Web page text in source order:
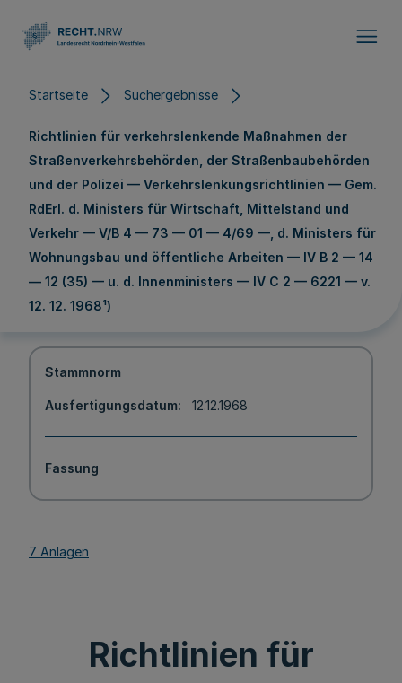
Startseite Suchergebnisse
Richtlinien für verkehrslenkende Maßnahmen der
Straßenverkehrsbehörden, der Straßenbaubehörden
und der Polizei — Verkehrslenkungsrichtlinien — Gem.
RdErl. d. Ministers für Wirtschaft, Mittelstand und
Verkehr — V/B 4 — 73 — 01 — 4/69 —, d. Ministers für
Wohnungsbau und öffentliche Arbeiten — IV B 2 — 14
— 12 (35) — u. d. Innenministers — IV C 2 — 6221 — v.
12. 12. 1968¹)
Stammnorm
Ausfertigungsdatum 12.12.1968
Fassung
7 Anlagen
Richtlinien für